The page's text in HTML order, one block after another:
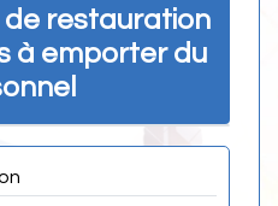
restauration
à emporter du